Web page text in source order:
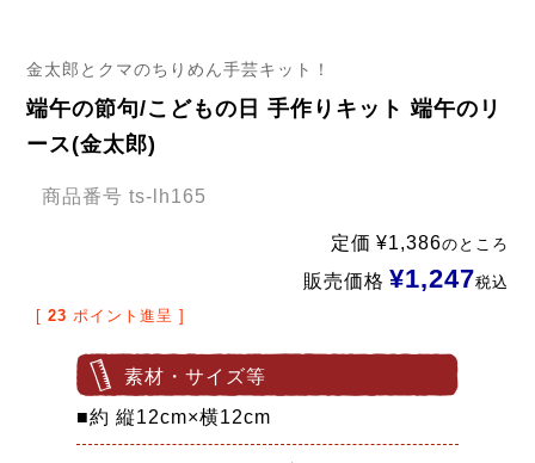
金太郎とクマのちりめん手芸キット！
端午の節句/こどもの日 手作りキット 端午のリ
ース(金太郎)
商品番号 ts-lh165
定価 ¥1,386のところ
販売価格 ¥1,247税込
[ 23 ポイント進呈 ]
素材・サイズ等
■約 縦12cm×横12cm